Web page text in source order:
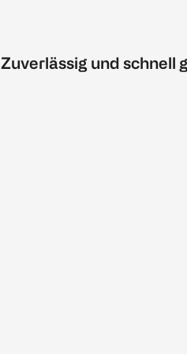
Zuverlässig und schnell